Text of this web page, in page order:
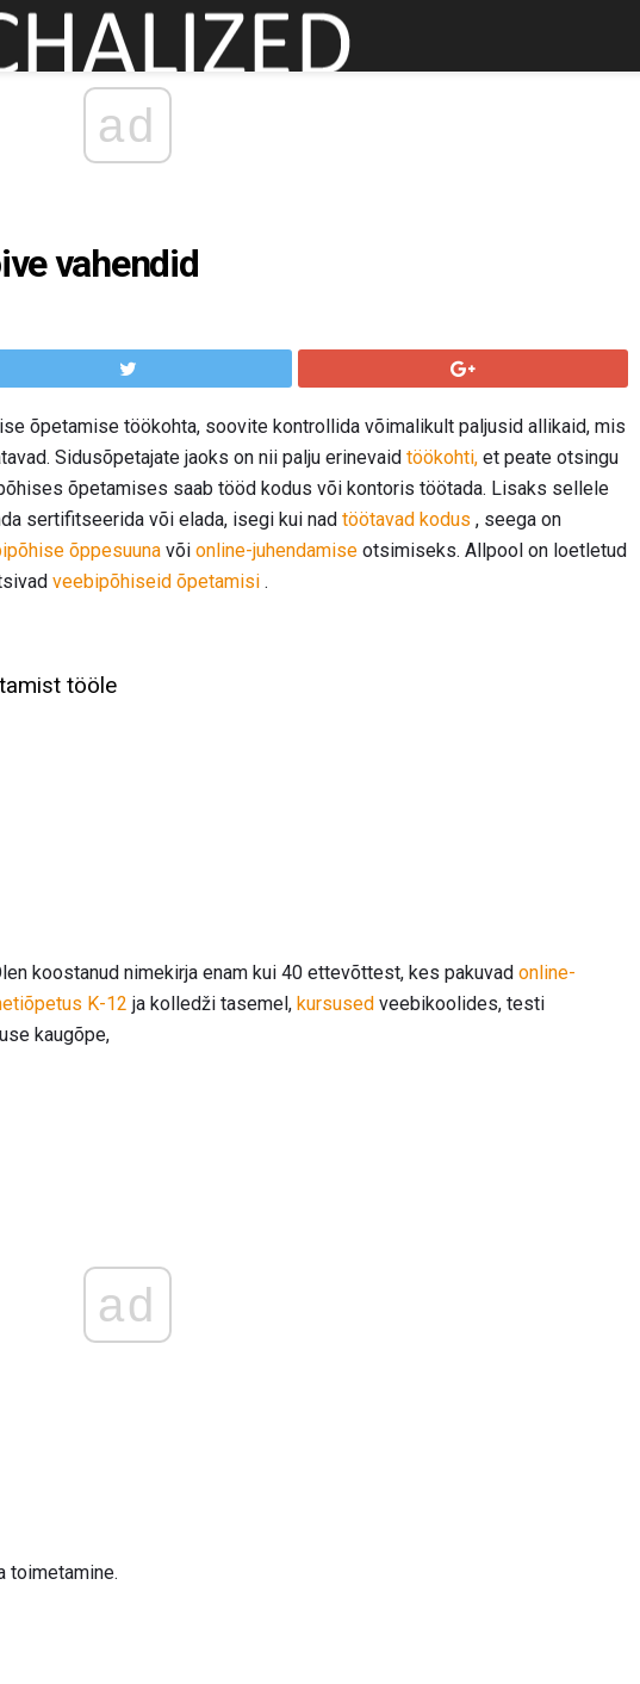
ad
vahendid
õpetamise töökohta, soovite kontrollida võimalikult paljusid allikaid, mis
Sidusõpetajate jaoks on nii palju erinevaid töökohti, et peate otsingu
õpetamises saab tööd kodus või kontoris töötada. Lisaks sellele
sertifitseerida või elada, isegi kui nad töötavad kodus , seega on
õppesuuna või online-juhendamise otsimiseks. Allpool on loetletud
veebipõhiseid õpetamisi .
tööle
koostanud nimekirja enam kui 40 ettevõttest, kes pakuvad online-
K-12 ja kolledži tasemel, kursused veebikoolides, testi
kaugõpe,
ad
toimetamine.